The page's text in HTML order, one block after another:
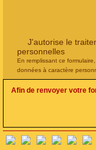
J'autorise le
personnelles
En remplissant ce
données à caractère
Afin de renvoyer votre